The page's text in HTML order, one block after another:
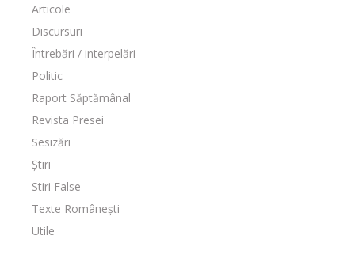
Articole
Discursuri
Întrebări / interpelări
Politic
Raport Săptămânal
Revista Presei
Sesizări
Știri
Stiri False
Texte Românești
Utile